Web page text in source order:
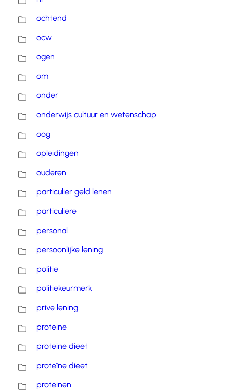
ochtend
ocw
ogen
om
onder
onderwijs cultuur en wetenschap
oog
opleidingen
ouderen
particulier geld lenen
particuliere
personal
persoonlijke lening
politie
politiekeurmerk
prive lening
proteine
proteine dieet
proteïne dieet
proteinen